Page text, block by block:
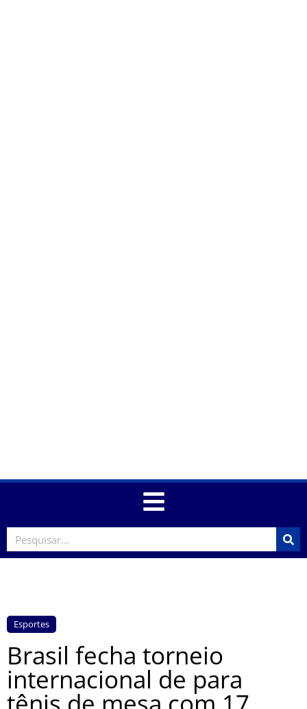
Esportes
Brasil fecha torneio
internacional de para